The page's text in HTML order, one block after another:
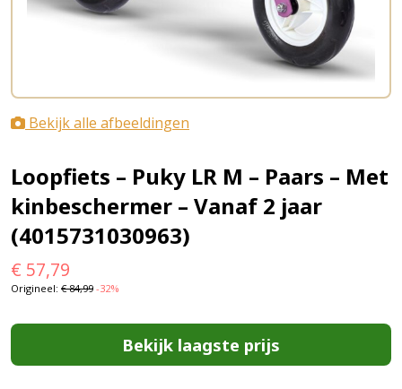
Bekijk alle afbeeldingen
Loopfiets – Puky LR M – Paars – Met
kinbeschermer – Vanaf 2 jaar
(4015731030963)
€ 57,79
Origineel: €84,99 -32%
Bekijk laagste prijs